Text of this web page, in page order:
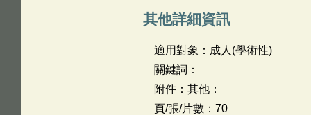
其他詳細資訊
適用對象：成人(學術性)
關鍵詞：
附件：其他：
頁/張/片數：70